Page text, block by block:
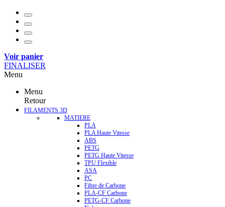
Voir panier
FINALISER
Menu
Menu
Retour
FILAMENTS 3D
MATIERE
PLA
PLA Haute Vitesse
ABS
PETG
PETG Haute Vitesse
TPU Flexible
ASA
PC
Fibre de Carbone
PLA-CF Carbone
PETG-CF Carbone